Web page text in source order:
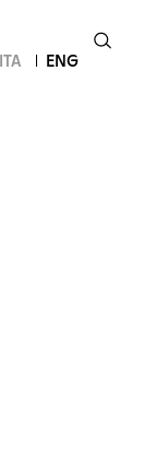
ITA ENG